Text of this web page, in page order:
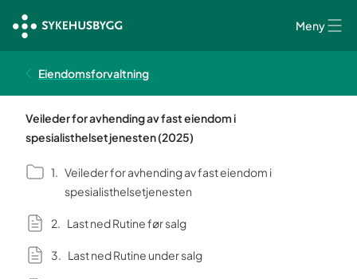
Meny
Eiendomsforvaltning
Veileder for avhending av fast eiendom i
spesialisthelsetjenesten (2025)
Veileder for avhending av fast eiendom i
spesialisthelsetjenesten
Last ned Rutine før salg
Last ned Rutine under salg